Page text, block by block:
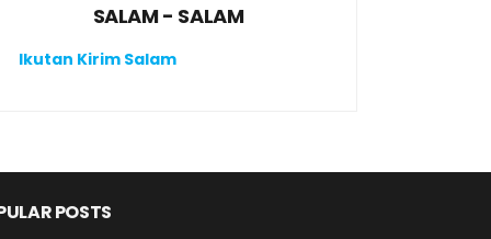
SALAM - SALAM
Ikutan Kirim Salam
POSTS